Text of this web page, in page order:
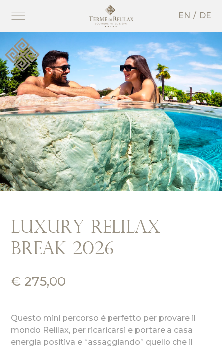
EN DE
Luxury Relilax
Break 2026
€ 275,00
Questo mini percorso è perfetto per provare il
mondo Relilax, per ricaricarsi e portare a casa
energia positiva e “assaggiando” quello che il